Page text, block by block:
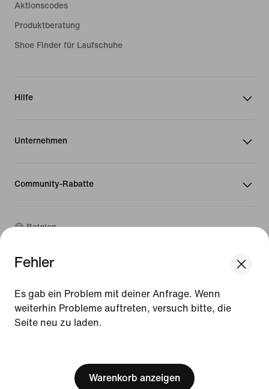
Update your location?
Belgien
Fehler
Es gab ein Problem mit deiner Anfrage. Wenn
weiterhin Probleme auftreten, versuch bitte, die
Seite neu zu laden.
Warenkorb anzeigen
Aktionscodes
Produktberatung
Shoe Finder für Laufschuhe
Hilfe
Unternehmen
Community-Rabatte
Belgien
© 2026Nike, Inc. Alle Rechte vorbehalten
Nutzungsbedingungen
Verkaufsbedingungen
Impressum